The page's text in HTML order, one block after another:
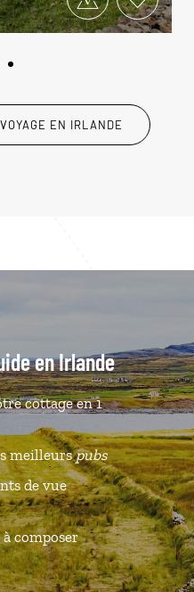
EN IRLANDE
en Irlande
cottage en 1
meilleurspubs
de vue
composer